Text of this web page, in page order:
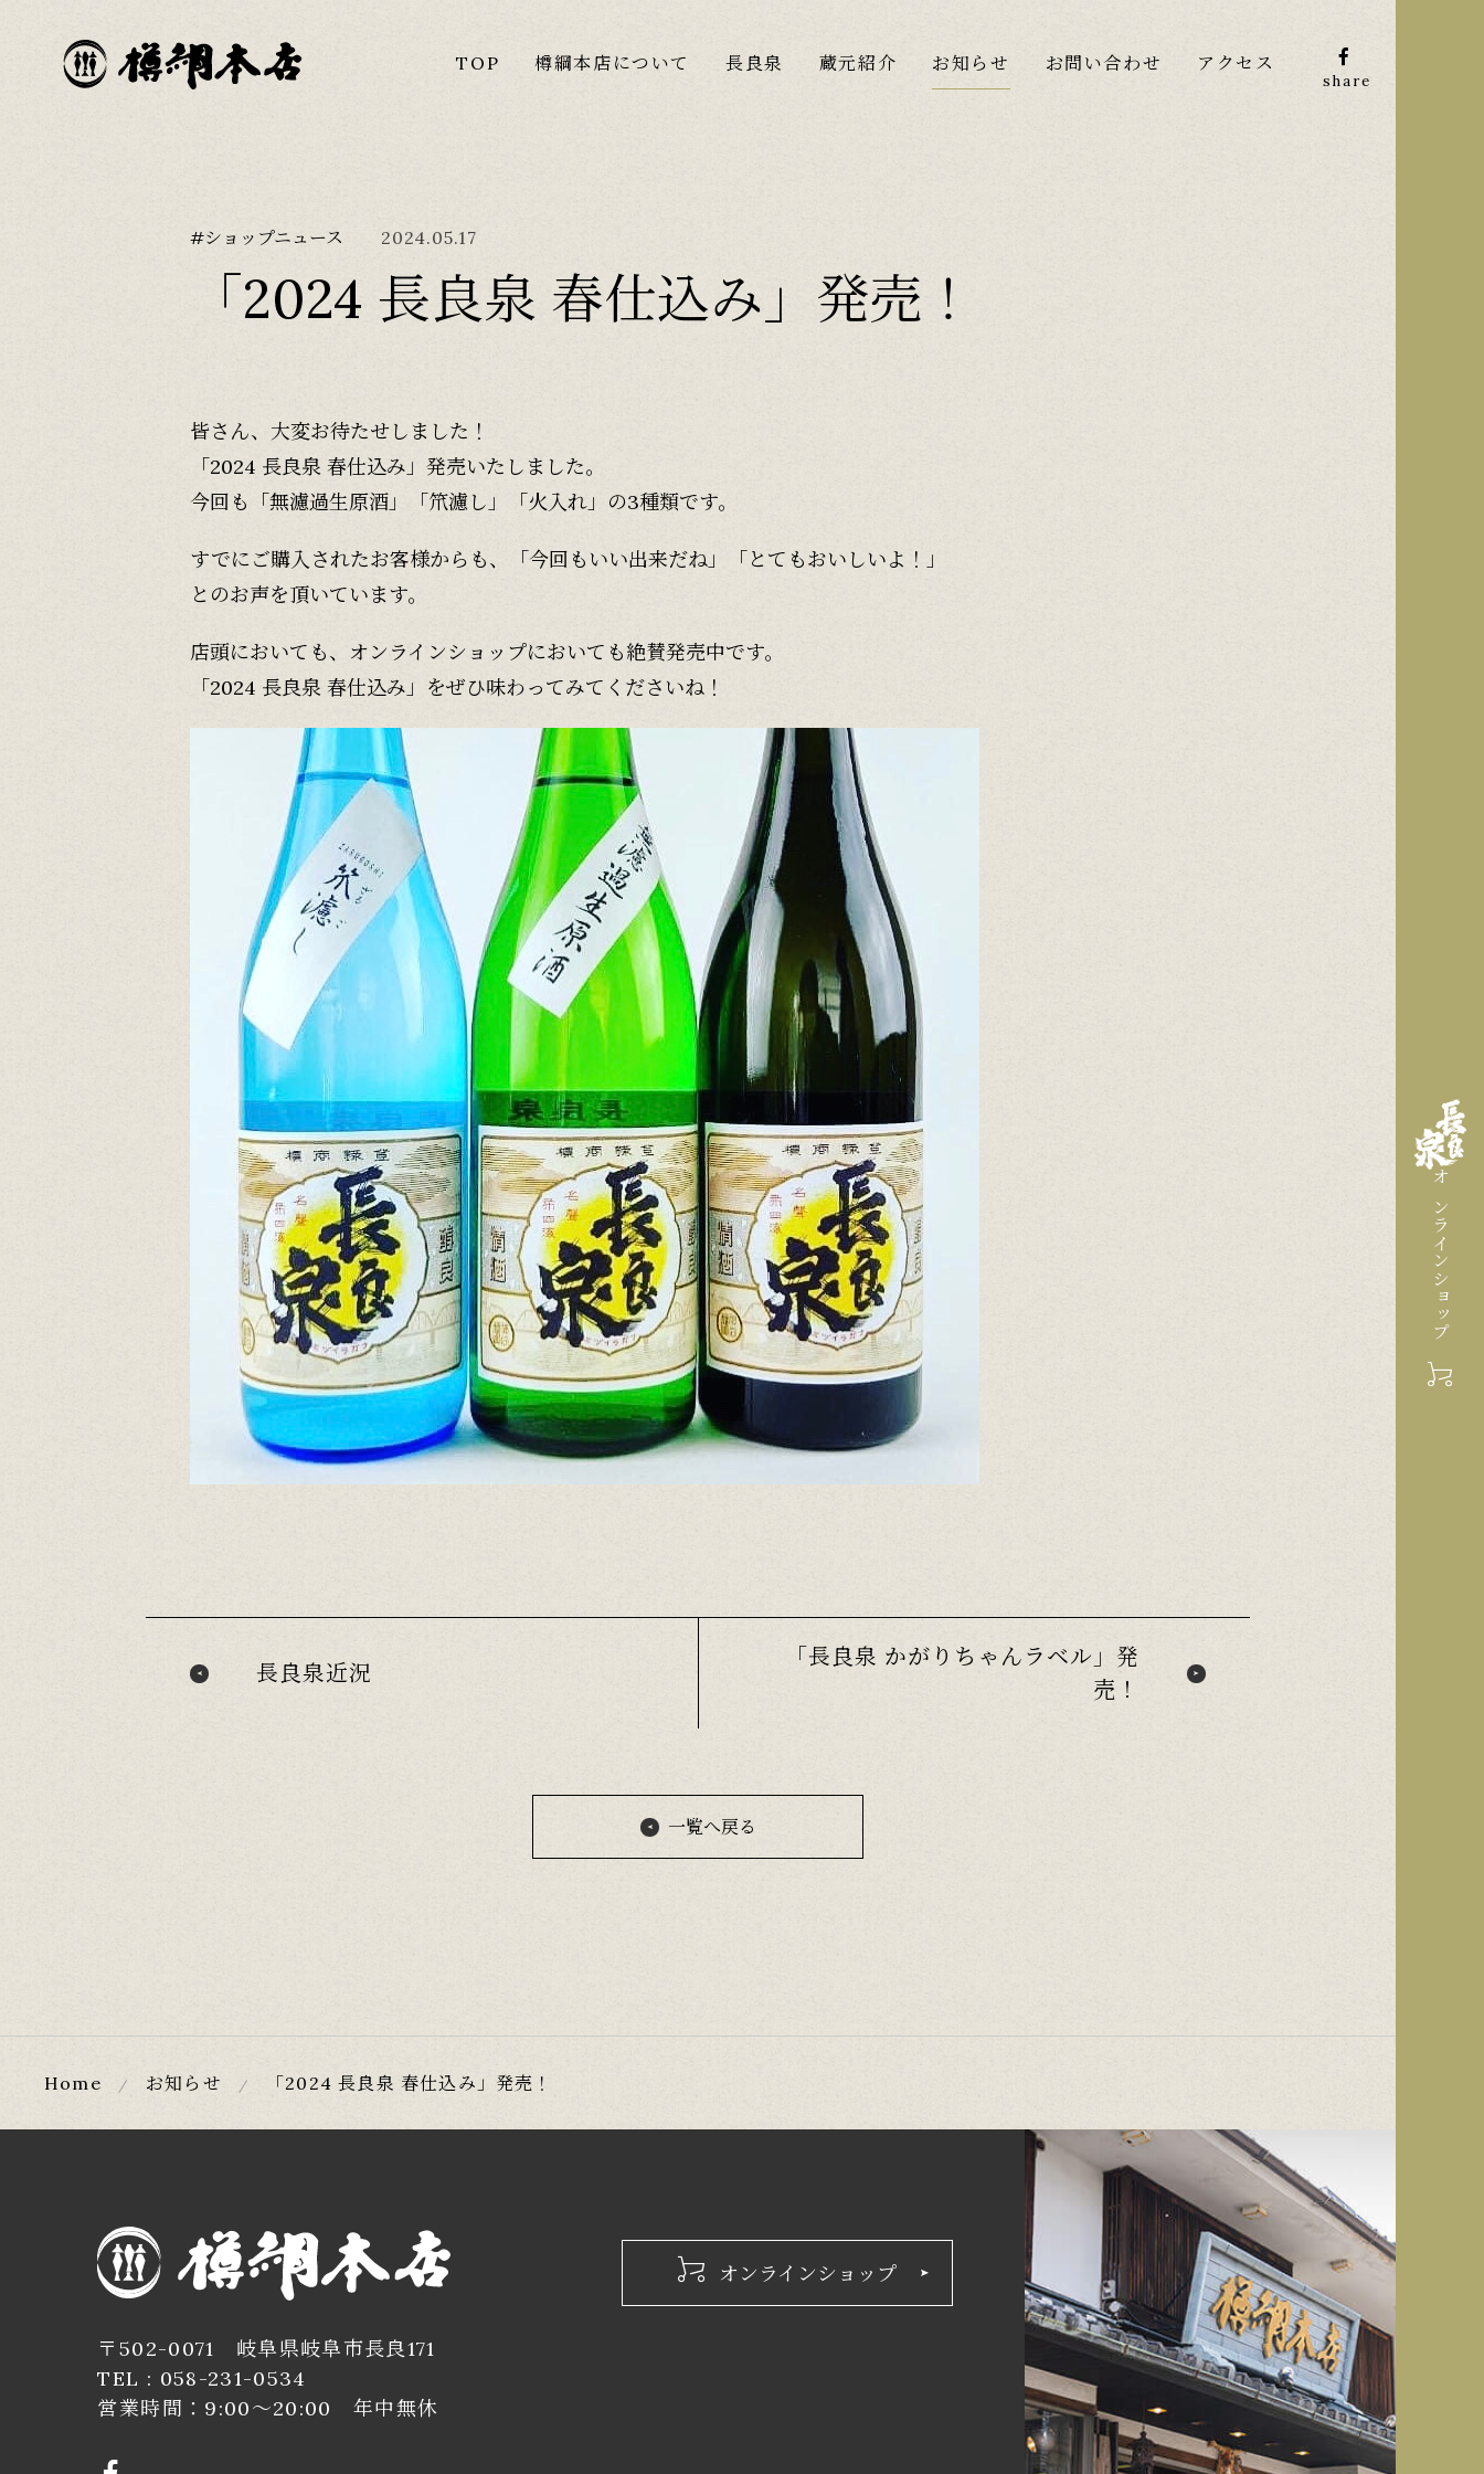
TOP 樽綱本店について 長良泉 蔵元紹介 お知らせ お問い合わせ アクセス
share
#ショップニュース 2024.05.17
「2024 長良泉 春仕込み」発売！
皆さん、大変お待たせしました！
「2024 長良泉 春仕込み」発売いたしました。
今回も「無濾過生原酒」「笊濾し」「火入れ」の3種類です。
すでにご購入されたお客様からも、「今回もいい出来だね」「とてもおいしいよ！」
とのお声を頂いています。
店頭においても、オンラインショップにおいても絶賛発売中です。
「2024 長良泉 春仕込み」をぜひ味わってみてくださいね！
長良泉近況
「長良泉 かがりちゃんラベル」発
売！
一覧へ戻る
Home お知らせ 「2024 長良泉 春仕込み」発売！
〒502-0071 岐阜県岐阜市長良171
TEL : 058-231-0534
営業時間：9:00～20:00 年中無休
オンラインショップ
オンラインショップ